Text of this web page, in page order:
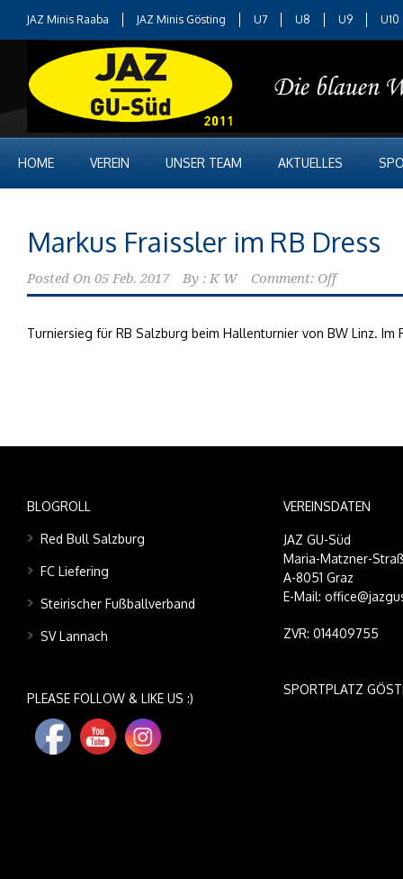
JAZ Minis Raaba JAZ Minis Gösting U7 U8 U9 U10
HOME VEREIN UNSER TEAM AKTUELLES
Markus Fraissler im RB Dress
Posted On 05 Feb. 2017 By : K W Comment: Off
Turniersieg für RB Salzburg beim Hallenturnier von BW Linz. Im
BLOGROLL
Red Bull Salzburg
FC Liefering
Steirischer Fußballverband
SV Lannach
PLEASE FOLLOW & LIKE US :)
VEREINSDATEN
JAZ GU-Süd
Maria-Matzner-
A-8051 Graz
E-Mail:
ZVR: 014409755
SPORTPLATZ